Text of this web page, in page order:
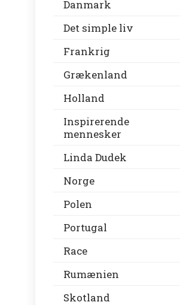
Danmark
Det simple liv
Frankrig
Grækenland
Holland
Inspirerende
mennesker
Linda Dudek
Norge
Polen
Portugal
Race
Rumænien
Skotland